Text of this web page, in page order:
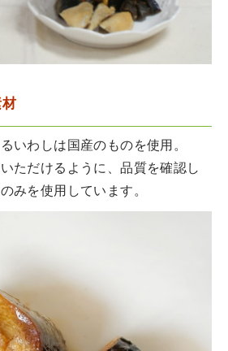
いわしは国産のものを使用。
ただけるように、品質を確認し
みを使用しています。